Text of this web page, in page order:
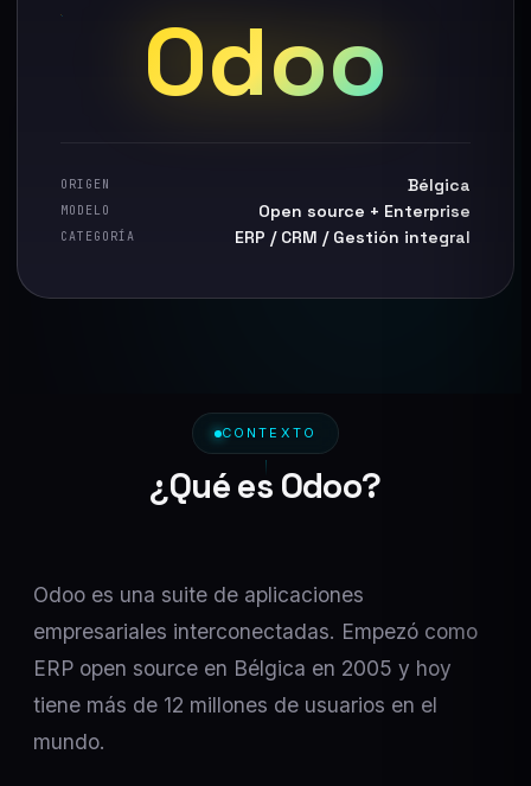
Odoo
ORIGEN Bélgica
MODELO Open source + Enterprise
CATEGORÍA ERP / CRM / Gestión integral
CONTEXTO
¿Qué es Odoo?
Odoo es una suite de aplicaciones
empresariales interconectadas. Empezó como
ERP open source en Bélgica en 2005 y hoy
tiene más de 12 millones de usuarios en el
mundo.